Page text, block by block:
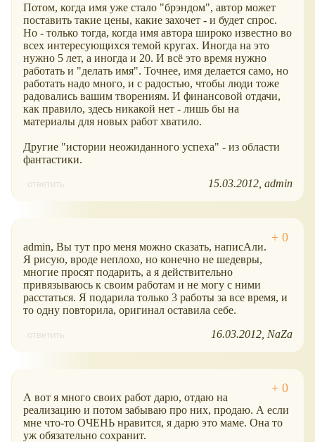
Потом, когда имя уже стало "брэндом", автор может
поставить такие цены, какие захочет - и будет спрос.
Но - только тогда, когда имя автора широко известно во
всех интересующихся темой кругах. Иногда на это
нужно 5 лет, а иногда и 20. И всё это время нужно
работать и "делать имя". Точнее, имя делается само, но
работать надо много, и с радостью, чтобы люди тоже
радовались вашим творениям. И финансовой отдачи,
как правило, здесь никакой нет - лишь бы на
материалы для новых работ хватило.
Другие "истории неожиданного успеха" - из области
фантастики.
ответить 15.03.2012 admin
admin, Вы тут про меня можно сказать, написАли.
Я рисую, вроде неплохо, но конечно не шедевры,
многие просят подарить, а я действительно
привязываюсь к своим работам и не могу с ними
расстаться. Я подарила только 3 работы за все время, и
то одну повторила, оригинал оставила себе.
ответить 16.03.2012 NaZa
А вот я много своих работ дарю, отдаю на
реализацию и потом забываю про них, продаю. А если
мне что-то ОЧЕНЬ нравится, я дарю это маме. Она то
уж обязательно сохранит.